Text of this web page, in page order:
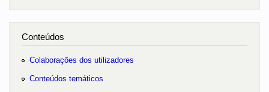
Conteúdos
Colaborações dos utilizadores
Conteúdos temáticos